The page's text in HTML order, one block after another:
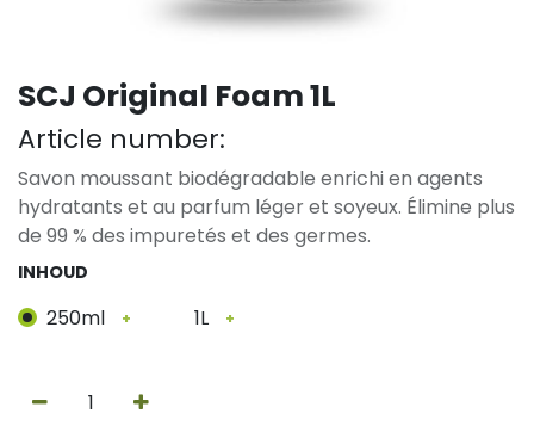
SCJ Original Foam 1L
Article number:
Savon moussant biodégradable enrichi en agents
hydratants et au parfum léger et soyeux. Élimine plus
de 99 % des impuretés et des germes.
INHOUD
250ml + 1L +